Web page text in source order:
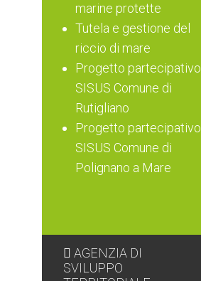
marine protette
Tutela e gestione del
riccio di mare
Progetto partecipativo
SISUS Comune di
Rutigliano
Progetto partecipativo
SISUS Comune di
Polignano a Mare
AGENZIA DI
SVILUPPO